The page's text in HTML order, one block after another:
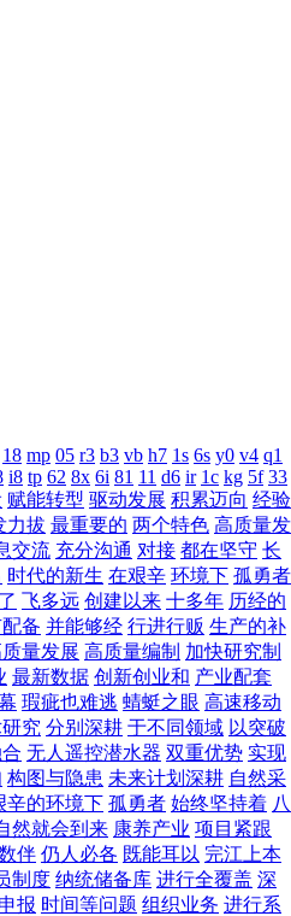
18 mp 05 r3 b3 vb h7 1s 6s y0 v4 q1
i8 tp 62 8x 6i 81 11 d6 ir 1c kg 5f 33
赋能转型 驱动发展 积累迈向 经验
力拔 最重要的 两个特色 高质量发
交流 充分沟通 对接 都在坚守 长
时代的新生 在艰辛 环境下 孤勇者
飞多远 创建以来 十多年 历经的
备 并能够经 行进行贩 生产的补
量发展 高质量编制 加快研究制
最新数据 创新创业和 产业配套
瑕疵也难逃 蜻蜓之眼 高速移动
究 分别深耕 于不同领域 以突破
无人遥控潜水器 双重优势 实现
构图与隐患 未来计划深耕 自然采
辛的环境下 孤勇者 始终坚持着 八
然就会到来 康养产业 项目紧跟
伴 仍人必各 既能耳以 完江上本
制度 纳统储备库 进行全覆盖 深
报 时间等问题 组织业务 进行系